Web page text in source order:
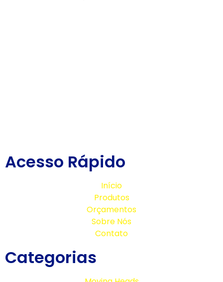
Acesso Rápido
Início
Produtos
Orçamentos
Sobre Nós
Contato
Categorias